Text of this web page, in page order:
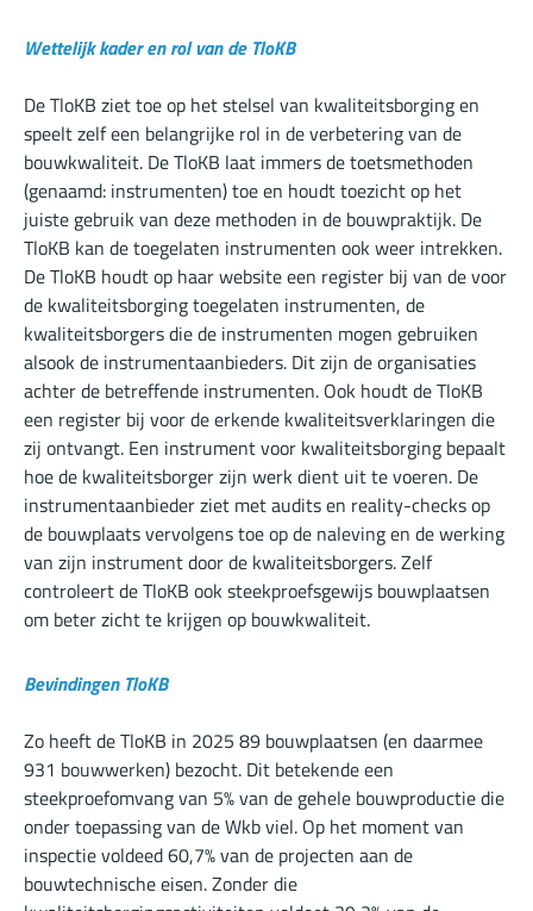
Wettelijk kader en rol van de TloKB
De TloKB ziet toe op het stelsel van kwaliteitsborging en
speelt zelf een belangrijke rol in de verbetering van de
bouwkwaliteit. De TloKB laat immers de toetsmethoden
(genaamd: instrumenten) toe en houdt toezicht op het
juiste gebruik van deze methoden in de bouwpraktijk. De
TloKB kan de toegelaten instrumenten ook weer intrekken.
De TloKB houdt op haar website een register bij van de voor
de kwaliteitsborging toegelaten instrumenten, de
kwaliteitsborgers die de instrumenten mogen gebruiken
alsook de instrumentaanbieders. Dit zijn de organisaties
achter de betreffende instrumenten. Ook houdt de TloKB
een register bij voor de erkende kwaliteitsverklaringen die
zij ontvangt. Een instrument voor kwaliteitsborging bepaalt
hoe de kwaliteitsborger zijn werk dient uit te voeren. De
instrumentaanbieder ziet met audits en reality-checks op
de bouwplaats vervolgens toe op de naleving en de werking
van zijn instrument door de kwaliteitsborgers. Zelf
controleert de TloKB ook steekproefsgewijs bouwplaatsen
om beter zicht te krijgen op bouwkwaliteit.
Bevindingen TloKB
Zo heeft de TloKB in 2025 89 bouwplaatsen (en daarmee
931 bouwwerken) bezocht. Dit betekende een
steekproefomvang van 5% van de gehele bouwproductie die
onder toepassing van de Wkb viel. Op het moment van
inspectie voldeed 60,7% van de projecten aan de
bouwtechnische eisen. Zonder die